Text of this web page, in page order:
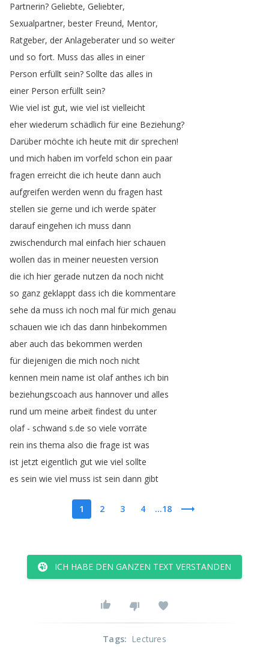
Partnerin? Geliebte, Geliebter,
Sexualpartner, bester Freund, Mentor,
Ratgeber, der Anlageberater und so weiter
und so fort. Muss das alles in einer
Person erfüllt sein? Sollte das alles in
einer Person erfüllt sein?
Wie viel ist gut, wie viel ist vielleicht
eher wiederum schädlich für eine Beziehung?
Darüber möchte ich heute mit dir sprechen!
und mich haben im vorfeld schon ein paar
fragen erreicht die ich heute dann auch
aufgreifen werden wenn du fragen hast
stellen sie gerne und ich werde später
darauf eingehen ich muss dann
zwischendurch mal einfach hier schauen
wollen das in meiner neuesten version
die ich hier gerade nutzen da noch nicht
so ganz geklappt dass ich die kommentare
sehe da muss ich noch mal für mich genau
schauen wie ich das dann hinbekommen
aber auch das bekommen werden
für diejenigen die mich noch nicht
kennen mein name ist olaf anthes ich bin
beziehungscoach aus hannover und alles
rund um meine arbeit findest du unter
olaf- schwand s.de so viele vorräte
rein ins thema also die frage ist was
ist jetzt eigentlich gut wie viel sollte
es sein wie viel muss ist sein dann gibt
1 2 3 4 ...18
ICH HABE DEN GANZEN TEXT VERSTANDEN
Tags: Lectures